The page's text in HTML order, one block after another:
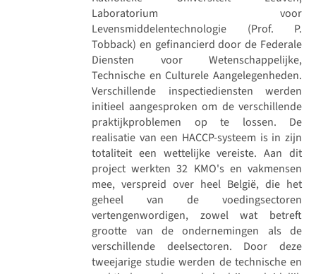
Laboratorium voor
Levensmiddelentechnologie (Prof. P.
Tobback) en gefinancierd door de Federale
Diensten voor Wetenschappelijke,
Technische en Culturele Aangelegenheden.
Verschillende inspectiediensten werden
initieel aangesproken om de verschillende
praktijkproblemen op te lossen. De
realisatie van een HACCP-systeem is in zijn
totaliteit een wettelijke vereiste. Aan dit
project werkten 32 KMO's en vakmensen
mee, verspreid over heel België, die het
geheel van de voedingsectoren
vertengenwordigen, zowel wat betreft
grootte van de ondernemingen als de
verschillende deelsectoren. Door deze
tweejarige studie werden de technische en